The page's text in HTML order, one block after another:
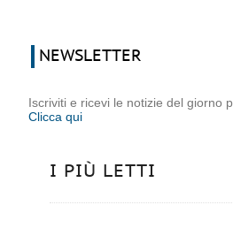
NEWSLETTER
Iscriviti e ricevi le notizie del giorno
Clicca qui
I PIÙ LETTI